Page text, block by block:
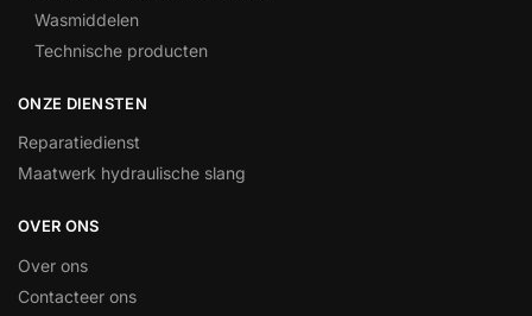
Wasmiddelen
Technische producten
ONZE DIENSTEN
Reparatiedienst
Maatwerk hydraulische slang
OVER ONS
Over ons
Contacteer ons